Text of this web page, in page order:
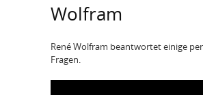
Wolfram
René Wolfram beantwortet einige
Fragen.